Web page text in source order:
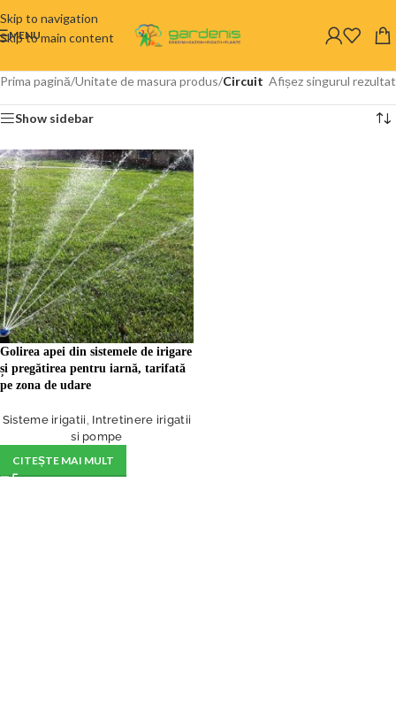
Skip to navigation
Skip to main content
MENU
Prima pagină/Unitate de masura produs/Circuit Afișez singurul rezultat
Show sidebar
Golirea apei din sistemele de irigare
și pregătirea pentru iarnă, tarifată
pe zona de udare
Sisteme irigatii, Intretinere irigatii
si pompe
CITEȘTE MAI MULT